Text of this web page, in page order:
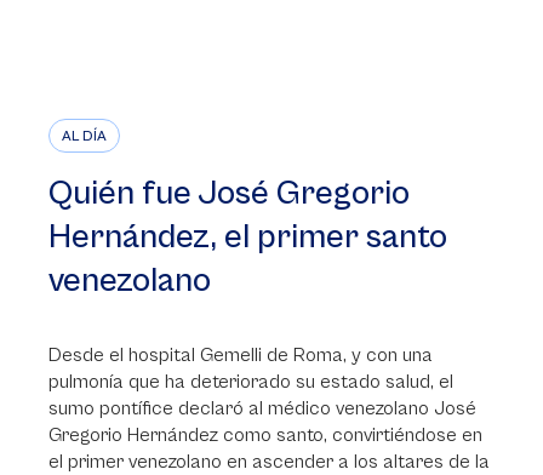
AL DÍA
Quién fue José Gregorio
Hernández, el primer santo
venezolano
Desde el hospital Gemelli de Roma, y con una
pulmonía que ha deteriorado su estado salud, el
sumo pontífice declaró al médico venezolano José
Gregorio Hernández como santo, convirtiéndose en
el primer venezolano en ascender a los altares de la